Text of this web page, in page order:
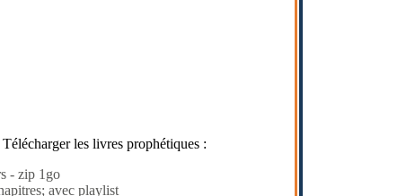
Télécharger les livres prophétiques :
- zip 1go
avec playlist